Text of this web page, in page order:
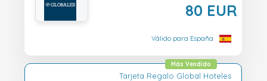
80 EUR
Válido para España
Tarjeta Regalo Global Hoteles
Más Vendido